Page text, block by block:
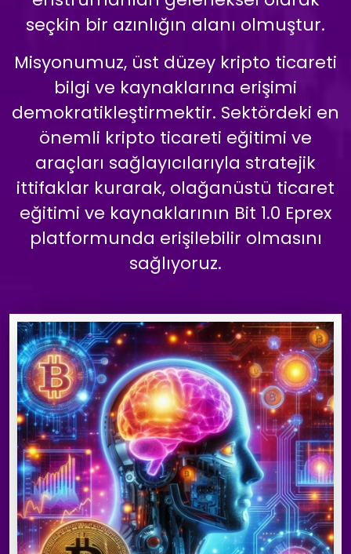
seçkin bir azınlığın alanı olmuştur.
Misyonumuz, üst düzey kripto ticareti
bilgi ve kaynaklarına erişimi
demokratikleştirmektir. Sektördeki en
önemli kripto ticareti eğitimi ve
araçları sağlayıcılarıyla stratejik
ittifaklar kurarak, olağanüstü ticaret
eğitimi ve kaynaklarının Bit 1.0 Eprex
platformunda erişilebilir olmasını
sağlıyoruz.